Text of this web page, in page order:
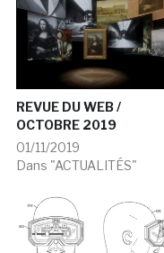
REVUE DU WEB /
OCTOBRE 2019
01/11/2019
Dans "ACTUALITÉS"